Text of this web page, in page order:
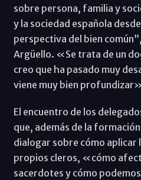
sobre persona, familia y
y la sociedad española
perspectiva del bien
Argüello. «Se trata de un
creo que ha pasado muy
viene muy bien
El encuentro de los
que, además de la
dialogar sobre cómo aplicar
propios cleros, «cómo
sacerdotes y cómo